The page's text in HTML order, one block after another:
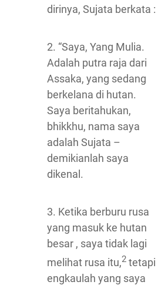
dirinya, Sujata berkata :
2. “Saya, Yang Mulia.
Adalah putra raja dari
Assaka, yang sedang
berkelana di hutan.
Saya beritahukan,
bhikkhu, nama saya
adalah Sujata –
demikianlah saya
dikenal.
3. Ketika berburu rusa
yang masuk ke hutan
besar , saya tidak lagi
melihat rusa itu,2 tetapi
engkaulah yang saya